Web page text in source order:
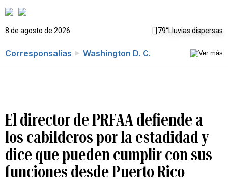
8 de agosto de 2026 79°Lluvias dispersas
Corresponsalías Washington D. C.
El director de PRFAA defiende a
los cabilderos por la estadidad y
dice que pueden cumplir con sus
funciones desde Puerto Rico